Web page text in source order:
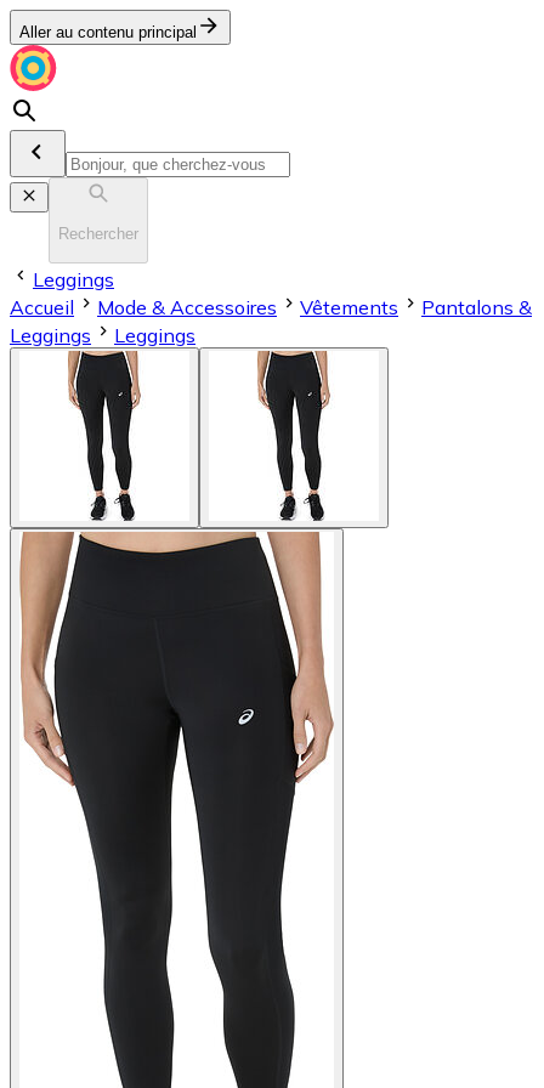
Aller au contenu principal
Rechercher
Leggings
Accueil
Mode & Accessoires Vêtements
Pantalons &
Leggings
Leggings